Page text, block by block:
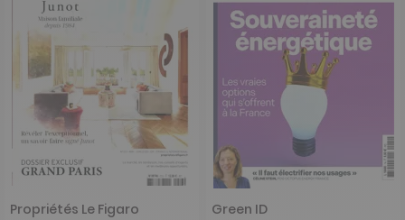
Propriétés Le Figaro Green ID